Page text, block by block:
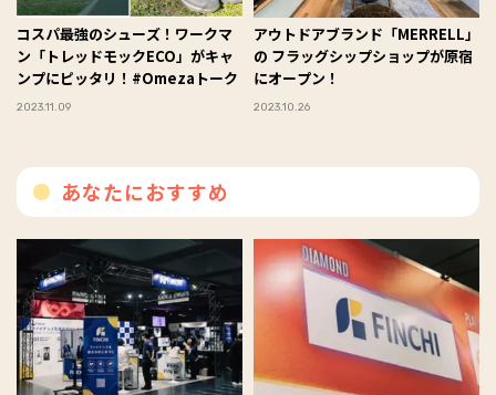
コスパ最強のシューズ！ワークマ
ン「トレッドモックECO」がキャ
ンプにピッタリ！#Omezaトーク
2023.11.09
アウトドアブランド「MERRELL」
の フラッグシップショップが原宿
にオープン！
2023.10.26
あなたにおすすめ